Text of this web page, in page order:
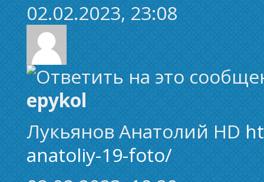
02.02.2023, 23:08
epykol
Лукьянов Анатолий HD
anatoliy-19-foto/